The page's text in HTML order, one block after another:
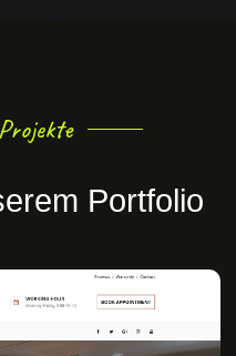
Portfolio